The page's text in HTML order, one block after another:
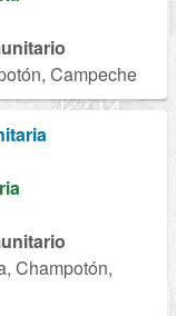
Campeche
Champotón,